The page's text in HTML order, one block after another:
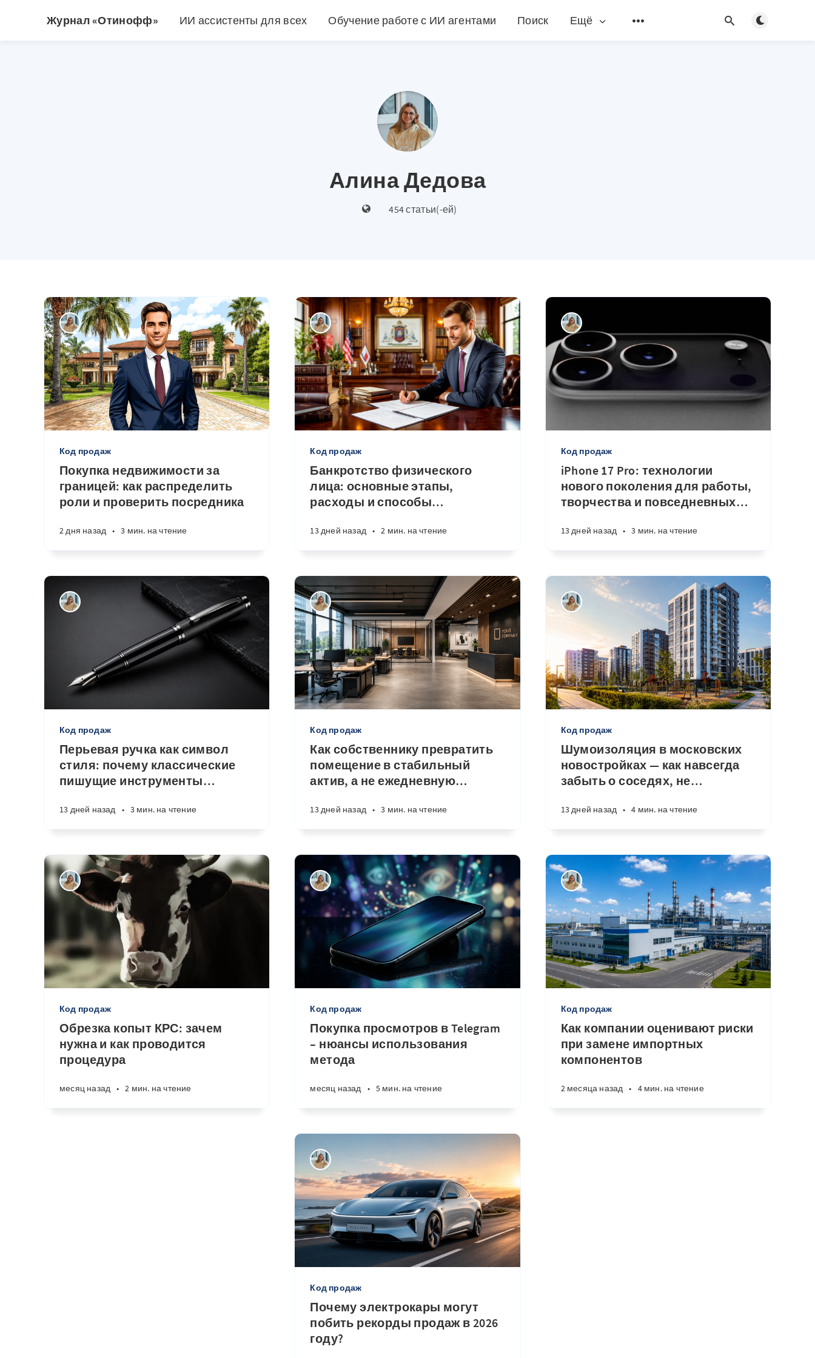
Журнал «Отинофф» ИИ ассистенты для всех Обучение работе с ИИ агентами Поиск Ещё
Алина Дедова
454 статьи(-ей)
Код продаж
Покупка недвижимости за
границей: как распределить
роли и проверить посредника
2 дня назад • 3 мин. на чтение
Код продаж
Банкротство физического
лица: основные этапы,
расходы и способы…
13 дней назад • 2 мин. на чтение
Код продаж
iPhone 17 Pro: технологии
нового поколения для работы,
творчества и повседневных…
13 дней назад • 3 мин. на чтение
Код продаж
Перьевая ручка как символ
стиля: почему классические
пишущие инструменты…
13 дней назад • 3 мин. на чтение
Код продаж
Как собственнику превратить
помещение в стабильный
актив, а не ежедневную…
13 дней назад • 3 мин. на чтение
Код продаж
Шумоизоляция в московских
новостройках — как навсегда
забыть о соседях, не…
13 дней назад • 4 мин. на чтение
Код продаж
Обрезка копыт КРС: зачем
нужна и как проводится
процедура
месяц назад • 2 мин. на чтение
Код продаж
Покупка просмотров в Telegram
– нюансы использования
метода
месяц назад • 5 мин. на чтение
Код продаж
Как компании оценивают риски
при замене импортных
компонентов
2 месяца назад • 4 мин. на чтение
Код продаж
Почему электрокары могут
побить рекорды продаж в 2026
году?